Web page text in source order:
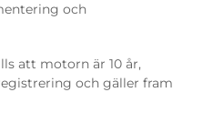
och
att motorn är 10 år,
och gäller fram